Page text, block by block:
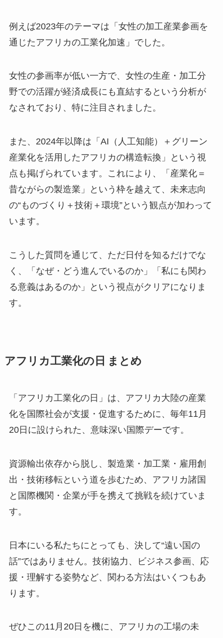
例えば2023年のテーマは「女性の加工産業参画を
通じたアフリカの工業化加速」でした。
女性の参画率が低い一方で、女性の生産・加工分
野での活躍が経済成長にも直結するという分析が
なされており、特に注目されました。
また、2024年以降は「AI（人工知能）＋グリーン
産業化を活用したアフリカの構造転換」という視
点も掲げられています。これにより、「産業化＝
昔ながらの製造業」という枠を越えて、未来志向
の“ものづくり＋技術＋環境”という観点が加わって
います。
こうした質問を通じて、ただ日付を知るだけでな
く、「なぜ・どう進んでいるのか」「私にも関わ
る意義はあるのか」という視点がクリアになりま
す。
アフリカ工業化の日 まとめ
「アフリカ工業化の日」は、アフリカ大陸の産業
化を国際社会が支援・促進するために、毎年11月
20日に設けられた、意味深い国際デーです。
資源輸出依存から脱し、製造業・加工業・雇用創
出・技術移転という道を歩むため、アフリカ諸国
と国際機関・企業が手を携えて挑戦を続けていま
す。
日本にいる私たちにとっても、決して“遠い国の
話”ではありません。技術協力、ビジネス参画、応
援・理解する姿勢など、関わる方法はいくつもあ
ります。
ぜひこの11月20日を機に、アフリカの工場の未